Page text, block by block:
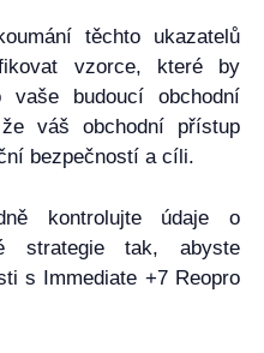
těchto ukazatelů
vzorce, které by
budoucí obchodní
váš obchodní přístup
bezpečností a cíli.
kontrolujte údaje o
strategie tak, abyste
s Immediate +7 Reopro